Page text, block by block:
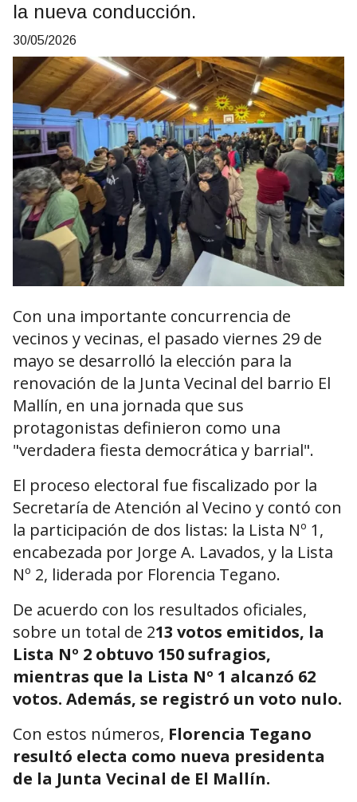
la nueva conducción.
30/05/2026
Con una importante concurrencia de
vecinos y vecinas, el pasado viernes 29 de
mayo se desarrolló la elección para la
renovación de la Junta Vecinal del barrio El
Mallín, en una jornada que sus
protagonistas definieron como una
"verdadera fiesta democrática y barrial".
El proceso electoral fue fiscalizado por la
Secretaría de Atención al Vecino y contó con
la participación de dos listas: la Lista Nº 1,
encabezada por Jorge A. Lavados, y la Lista
Nº 2, liderada por Florencia Tegano.
De acuerdo con los resultados oficiales,
sobre un total de 213 votos emitidos, la
Lista Nº 2 obtuvo 150 sufragios,
mientras que la Lista Nº 1 alcanzó 62
votos. Además, se registró un voto nulo.
Con estos números, Florencia Tegano
resultó electa como nueva presidenta
de la Junta Vecinal de El Mallín.